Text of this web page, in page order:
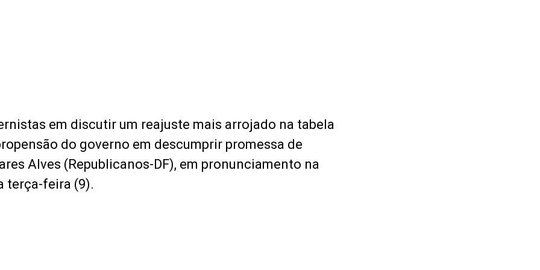
em discutir um reajuste mais arrojado na tabela
do governo em descumprir promessa de
Alves (Republicanos-DF), em pronunciamento na
terça-feira (9).